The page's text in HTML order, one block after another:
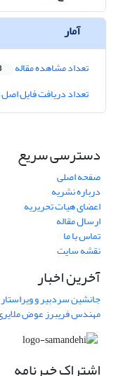
آمار
تعداد مشاهده مقاله
تعداد دریافت فایل اصل
دسترسی سریع
صفحه اصلی
درباره نشریه
اعضای هیات تحریریه
ارسال مقاله
تماس با ما
نقشه سایت
آخرین اخبار
جانشین سردبیر و
مهندس فریبرز عوض
اشتراک خبرنامه